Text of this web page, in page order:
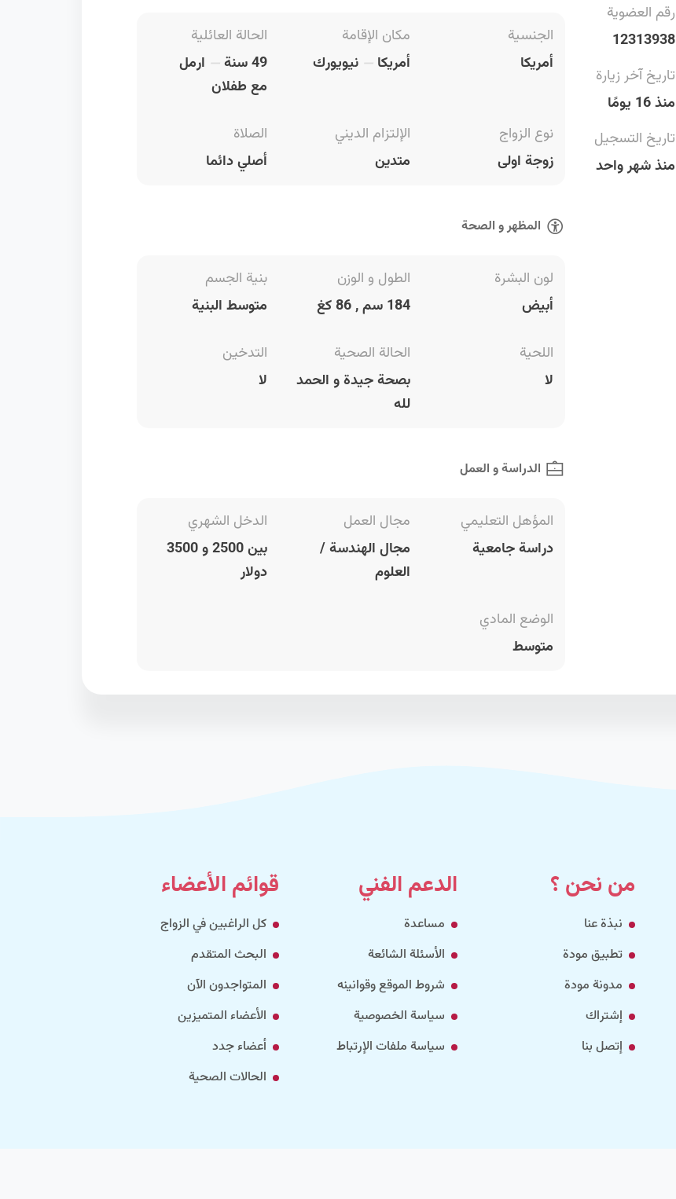
رقم العضوية
12313938
تاريخ آخر زيارة
منذ 16 يومًا
تاريخ التسجيل
منذ شهر واحد
الجنسية
أمريكا
مكان الإقامة
أمريكا
نيويورك
الحالة العائلية
49 سنة
ارمل
مع طفلان
نوع الزواج
زوجة اولى
الإلتزام الديني
متدين
الصلاة
أصلي دائما
المظهر و الصحة
لون البشرة
أبيض
الطول و الوزن
184 سم , 86 كغ
بنية الجسم
متوسط البنية
اللحية
لا
الحالة الصحية
بصحة جيدة و الحمد
لله
التدخين
لا
الدراسة و العمل
المؤهل التعليمي
دراسة جامعية
مجال العمل
مجال الهندسة /
العلوم
الدخل الشهري
بين 2500 و 3500
دولار
الوضع المادي
متوسط
من نحن ؟
نبذة عنا
تطبيق مودة
مدونة مودة
إشتراك
إتصل بنا
الدعم الفني
مساعدة
الأسئلة الشائعة
شروط الموقع وقوانينه
سياسة الخصوصية
سياسة ملفات الإرتباط
قوائم الأعضاء
كل الراغبين في الزواج
البحث المتقدم
المتواجدون الآن
الأعضاء المتميزين
أعضاء جدد
الحالات الصحية